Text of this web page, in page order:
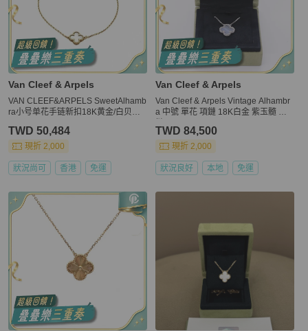
Van Cleef & Arpels
VAN CLEEF&ARPELS SweetAlhamb
ra小号单花手链新扣18K黄金/白贝母S
TWD 50,484
現折 2,000
狀況尚可 香港 免運
Van Cleef & Arpels
Van Cleef & Arpels Vintage Alhambr
a 中號 單花 項鏈 18K白金 紫玉髓 項
TWD 84,500
現折 2,000
狀況良好 本地 免運